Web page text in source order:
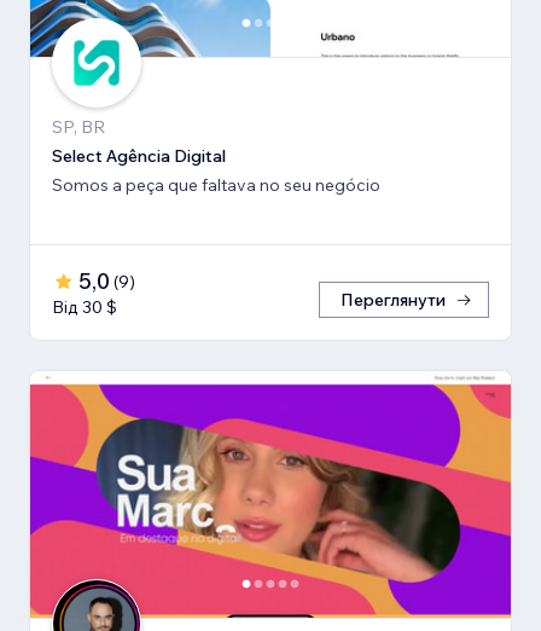
SP, BR
Select Agência Digital
Somos a peça que faltava no seu negócio
5,0 (9)
Від 30 $
Переглянути